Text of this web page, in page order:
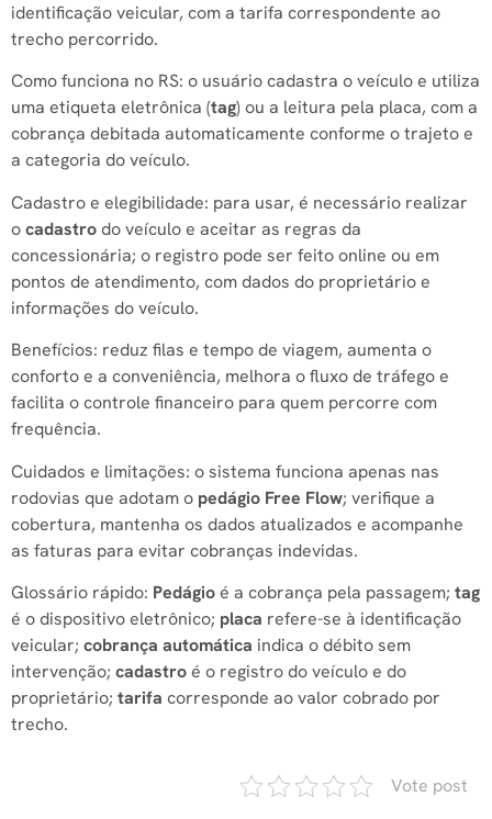
identificação veicular, com a tarifa correspondente ao
trecho percorrido.
Como funciona no RS: o usuário cadastra o veículo e utiliza
uma etiqueta eletrônica (tag) ou a leitura pela placa, com a
cobrança debitada automaticamente conforme o trajeto e
a categoria do veículo.
Cadastro e elegibilidade: para usar, é necessário realizar
ocadastrodo veículo e aceitar as regras da
concessionária; o registro pode ser feito online ou em
pontos de atendimento, com dados do proprietário e
informações do veículo.
Benefícios: reduz filas e tempo de viagem, aumenta o
conforto e a conveniência, melhora o fluxo de tráfego e
facilita o controle financeiro para quem percorre com
frequência.
Cuidados e limitações: o sistema funciona apenas nas
rodovias que adotam o pedágio Free Flow; verifique a
cobertura, mantenha os dados atualizados e acompanhe
as faturas para evitar cobranças indevidas.
Glossário rápido: Pedágioé a cobrança pela passagem; tag
é o dispositivo eletrônico; placa refere-se à identificação
veicular; cobrança automática indica o débito sem
intervenção; cadastroé o registro do veículo e do
proprietário; tarifa corresponde ao valor cobrado por
trecho.
Vote post